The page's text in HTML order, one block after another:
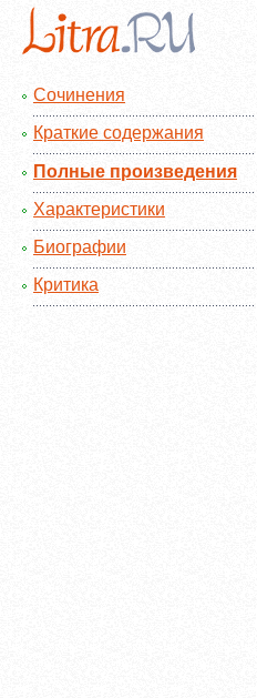
Сочинения
Краткие содержания
Полные произведения
Характеристики
Биографии
Критика